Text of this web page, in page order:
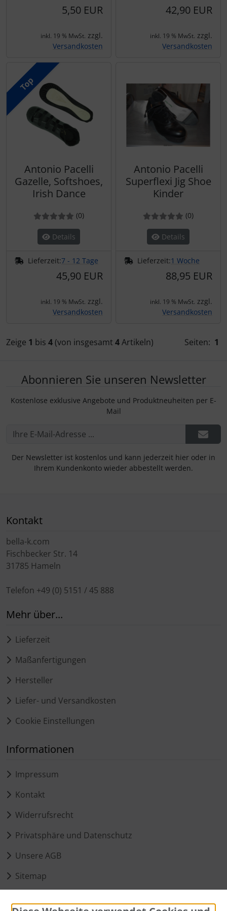
5,50 EUR
inkl. 19 % MwSt. zzgl.
Versandkosten
42,90 EUR
inkl. 19 % MwSt. zzgl.
Versandkosten
Top
Antonio Pacelli
Gazelle, Softshoes,
Irish Dance
Bewertung: 0 von 5 Sternen!
(0Bewertungen
)
Details
Lieferzeit:7 - 12 Tage
45,90 EUR
inkl. 19 % MwSt. zzgl.
Versandkosten
Antonio Pacelli
Superflexi Jig Shoe
Kinder
Bewertung: 0 von 5
(0)
Details
Lieferzeit:1 Woche
88,95 EUR
inkl. 19 % MwSt. zzgl.
Versandkosten
Zeige 1 bis 4 (von insgesamt 4Artikeln) Seiten: 1
Abonnieren Sie unseren Newsletter
Kostenlose exklusive Angebote und Produktneuheiten per E-
Mail
Der Newsletter ist kostenlos und kann jederzeit hier oder in
Ihrem Kundenkonto wieder abbestellt werden.
Kontakt
bella-k.com
Fischbecker Str. 14
31785 Hameln
Telefon +49 (0) 5151 / 45 888
Mehr über...
Lieferzeit
Maßanfertigungen
Hersteller
Liefer- und Versandkosten
Cookie Einstellungen
Informationen
Impressum
Kontakt
Widerrufsrecht
Privatsphäre und Datenschutz
Unsere AGB
Sitemap
Zahlungsmethoden
Training- und Wärmekleidung
Trikot und Body
Turnen - Kunstturnen
Underwears
SoDanca
Tangazos